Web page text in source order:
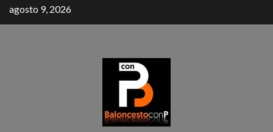
agosto 9, 2026